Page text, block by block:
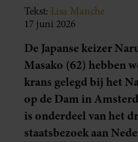
Tekst: Lisa Manche
17 juni 2026
De Japanse keizer
Masako (62) hebben
krans gelegd bij het
op de Dam in
is onderdeel van het
staatsbezoek aan